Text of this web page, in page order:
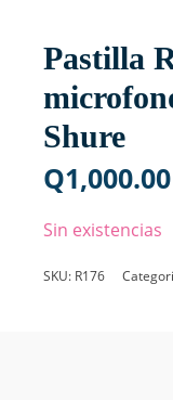
Pastilla
Shure
Q1,000.00
Sin existencias
SKU: R176